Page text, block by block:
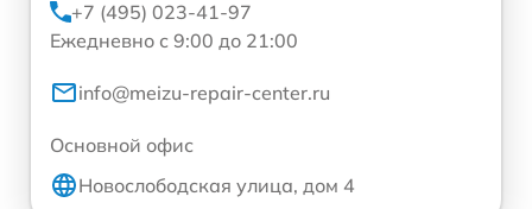
+7 (495) 023-41-97
Ежедневно с 9:00 до 21:00
info@meizu-repair-center.ru
Основной офис
Новослободская улица, дом 4